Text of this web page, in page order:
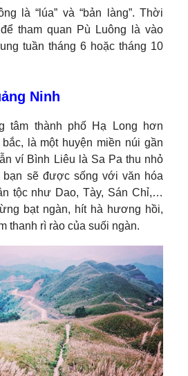
là “lúa” và “bản làng”. Thời
tham quan Pù Luông là vào
tuần tháng 6 hoặc tháng 10
Ninh
tâm thành phố Hạ Long hơn
là một huyện miền núi gần
ví Bình Liêu là Sa Pa thu nhỏ
sẽ được sống với văn hóa
tộc như Dao, Tày, Sán Chỉ,…
bạt ngàn, hít hà hương hồi,
thanh rì rào của suối ngàn.